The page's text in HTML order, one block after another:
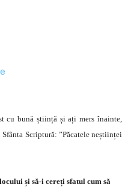
cu bună știință și ați mers înainte,
Scriptură: ”Păcatele neștiinței
și să-i cereți sfatul cum să